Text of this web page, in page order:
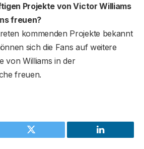
Projekte von Victor Williams
freuen?
kommenden Projekte bekannt
sich die Fans auf weitere
von Williams in der
freuen.
Twitter LinkedIn